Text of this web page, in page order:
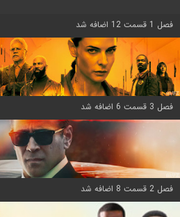
فصل 1 قسمت 12 اضافه شد
فصل 3 قسمت 6 اضافه شد
فصل 2 قسمت 8 اضافه شد